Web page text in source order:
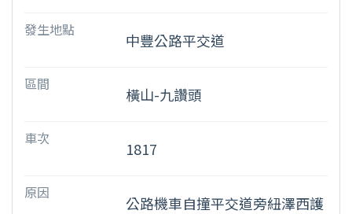
發生地點
中豐公路平交道
區間
橫山-九讚頭
車次
1817
原因
公路機車自撞平交道旁紐澤西護